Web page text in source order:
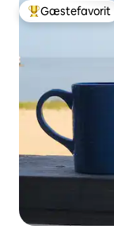
Bedste
Gæstefavorit